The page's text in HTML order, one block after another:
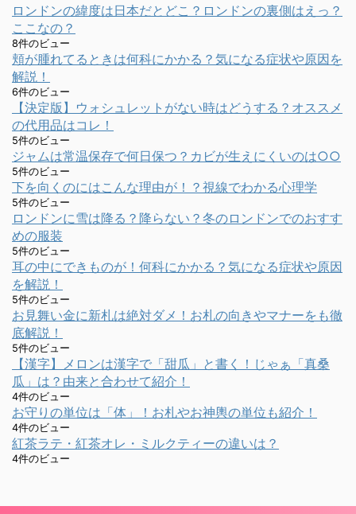
ロンドンの緯度は日本だとどこ？ロンドンの裏側はえっ？
ここなの？
8件のビュー
頬が腫れてるときは何科にかかる？気になる症状や原因を
解説！
6件のビュー
【決定版】ウォシュレットがない時はどうする？オススメ
の代用品はコレ！
5件のビュー
ジャムは常温保存で何日保つ？カビが生えにくいのは○○
5件のビュー
下を向くのにはこんな理由が！？視線でわかる心理学
5件のビュー
ロンドンに雪は降る？降らない？冬のロンドンでのおすす
めの服装
5件のビュー
耳の中にできものが！何科にかかる？気になる症状や原因
を解説！
5件のビュー
お見舞い金に新札は絶対ダメ！お札の向きやマナーをも徹
底解説！
5件のビュー
【漢字】メロンは漢字で「甜瓜」と書く！じゃぁ「真桑
瓜」は？由来と合わせて紹介！
4件のビュー
お守りの単位は「体」！お札やお神輿の単位も紹介！
4件のビュー
紅茶ラテ・紅茶オレ・ミルクティーの違いは？
4件のビュー